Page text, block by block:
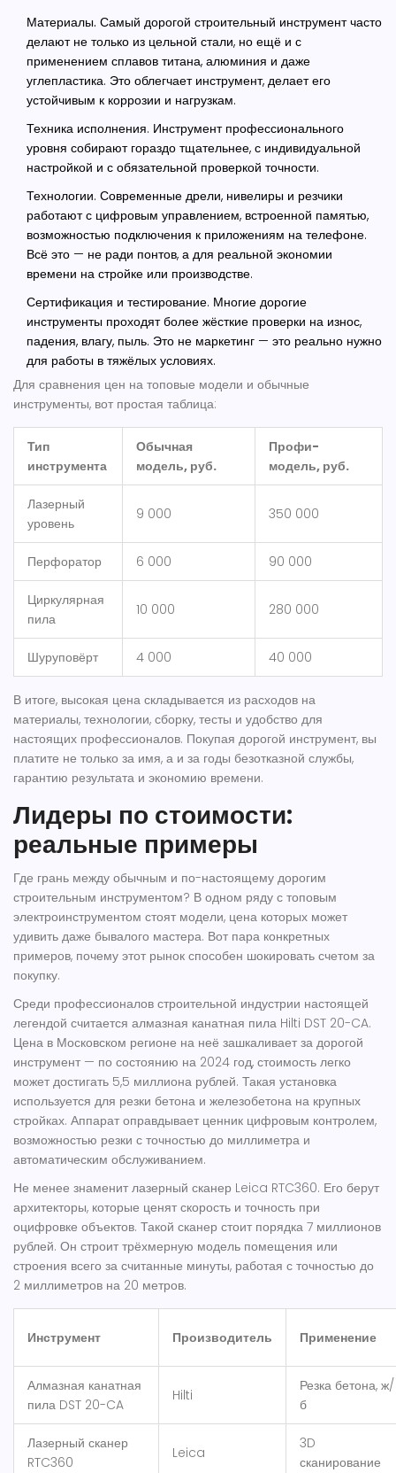
Материалы. Самый дорогой строительный инструмент часто
делают не только из цельной стали, но ещё и с
применением сплавов титана, алюминия и даже
углепластика. Это облегчает инструмент, делает его
устойчивым к коррозии и нагрузкам.
Техника исполнения. Инструмент профессионального
уровня собирают гораздо тщательнее, с индивидуальной
настройкой и с обязательной проверкой точности.
Технологии. Современные дрели, нивелиры и резчики
работают с цифровым управлением, встроенной памятью,
возможностью подключения к приложениям на телефоне.
Всё это — не ради понтов, а для реальной экономии
времени на стройке или производстве.
Сертификация и тестирование. Многие дорогие
инструменты проходят более жёсткие проверки на износ,
падения, влагу, пыль. Это не маркетинг — это реально нужно
для работы в тяжёлых условиях.
Для сравнения цен на топовые модели и обычные
инструменты, вот простая таблица:
Тип
инструмента
Обычная
модель, руб.
Профи-
модель, руб.
Лазерный
уровень
9 000 350 000
Перфоратор 6 000 90 000
Циркулярная
пила
10 000 280 000
Шуруповёрт 4 000 40 000
В итоге, высокая цена складывается из расходов на
материалы, технологии, сборку, тесты и удобство для
настоящих профессионалов. Покупая дорогой инструмент, вы
платите не только за имя, а и за годы безотказной службы,
гарантию результата и экономию времени.
Лидеры по стоимости:
реальные примеры
Где грань между обычным и по-настоящему дорогим
строительным инструментом? В одном ряду с топовым
электроинструментом стоят модели, цена которых может
удивить даже бывалого мастера. Вот пара конкретных
примеров, почему этот рынок способен шокировать счетом за
покупку.
Среди профессионалов строительной индустрии настоящей
легендой считается алмазная канатная пила Hilti DST 20-CA.
Цена в Московском регионе на неё зашкаливает за дорогой
инструмент — по состоянию на 2024 год, стоимость легко
может достигать 5,5 миллиона рублей. Такая установка
используется для резки бетона и железобетона на крупных
стройках. Аппарат оправдывает ценник цифровым контролем,
возможностью резки с точностью до миллиметра и
автоматическим обслуживанием.
Не менее знаменит лазерный сканер Leica RTC360. Его берут
архитекторы, которые ценят скорость и точность при
оцифровке объектов. Такой сканер стоит порядка 7 миллионов
рублей. Он строит трёхмерную модель помещения или
строения всего за считанные минуты, работая с точностью до
2 миллиметров на 20 метров.
Инструмент Производитель Применение
Алмазная канатная
пила DST 20-CA
Hilti
Резка бетона, ж/
б
Лазерный сканер
RTC360
Leica
3D
сканирование